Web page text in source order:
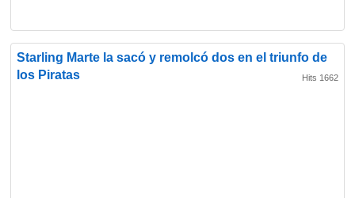
Starling Marte la sacó y remolcó dos en el triunfo de
los Piratas
Hits 1662